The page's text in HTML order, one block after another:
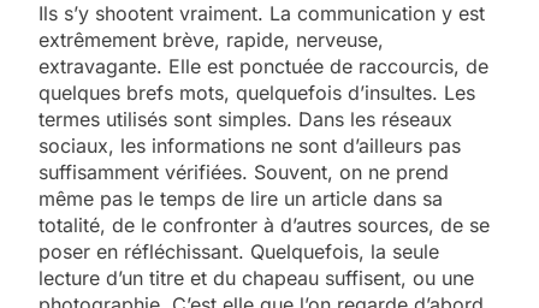
Ils s’y shootent vraiment. La communication y est
extrêmement brève, rapide, nerveuse,
extravagante. Elle est ponctuée de raccourcis, de
quelques brefs mots, quelquefois d’insultes. Les
termes utilisés sont simples. Dans les réseaux
sociaux, les informations ne sont d’ailleurs pas
suffisamment vérifiées. Souvent, on ne prend
même pas le temps de lire un article dans sa
totalité, de le confronter à d’autres sources, de se
poser en réfléchissant. Quelquefois, la seule
lecture d’un titre et du chapeau suffisent, ou une